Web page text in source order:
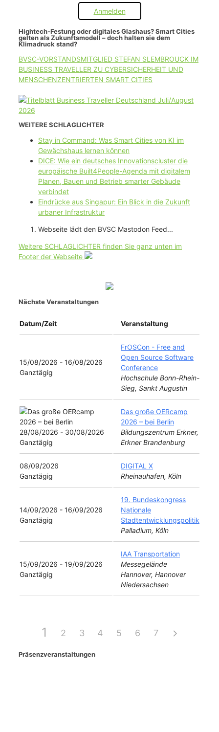
Anmelden
Hightech-Festung oder digitales Glashaus? Smart Cities
gelten als Zukunftsmodell – doch halten sie dem
Klimadruck stand?
BVSC-VORSTANDSMITGLIED STEFAN SLEMBROUCK IM
BUSINESS TRAVELLER ZU CYBERSICHERHEIT UND
MENSCHENZENTRIERTEN SMART CITIES
WEITERE SCHLAGLICHTER
Stay in Command: Was Smart Cities von KI im
Gewächshaus lernen können
DICE: Wie ein deutsches Innovationscluster die
europäische Built4People-Agenda mit digitalem
Planen, Bauen und Betrieb smarter Gebäude
verbindet
Eindrücke aus Singapur: Ein Blick in die Zukunft
urbaner Infrastruktur
Webseite lädt den BVSC Mastodon Feed...
Weitere SCHLAGLICHTER finden Sie ganz unten im
Footer der Webseite
Nächste Veranstaltungen
Datum/Zeit Veranstaltung
15/08/2026 - 16/08/2026
Ganztägig
FrOSCon - Free and
Open Source Software
Conference
Hochschule Bonn-Rhein-
Sieg, Sankt Augustin
28/08/2026 - 30/08/2026
Ganztägig
Das große OERcamp
2026 – bei Berlin
Bildungszentrum Erkner,
Erkner Brandenburg
08/09/2026
Ganztägig
DIGITAL X
Rheinauhafen, Köln
14/09/2026 - 16/09/2026
Ganztägig
19. Bundeskongress
Nationale
Stadtentwicklungspolitik
Palladium, Köln
15/09/2026 - 19/09/2026
Ganztägig
IAA Transportation
Messegelände
Hannover, Hannover
Niedersachsen
1 2 3 4 5 6 7
Präsenzveranstaltungen